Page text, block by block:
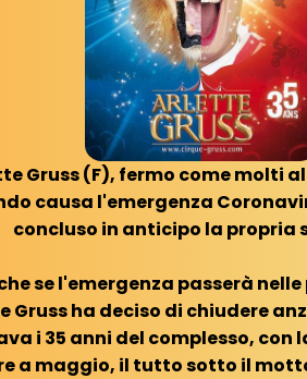
Gruss (F), fermo come molti
causa l'emergenza
concluso in anticipo la propria
se l'emergenza passerà
Gruss ha deciso di chiudere
i 35 anni del complesso, con
a maggio, il tutto sotto il